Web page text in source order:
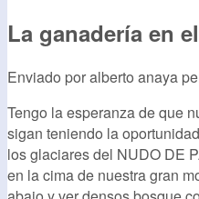
La ganadería en
Enviado poralberto anaya
Tengo la esperanza de que
sigan teniendo la
los glaciares del NUDO DE
en la cima de nuestra gran